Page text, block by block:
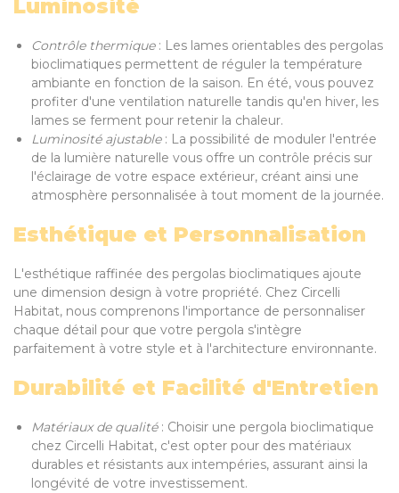
Luminosité
Contrôle thermique: Les lames orientables des pergolas
bioclimatiques permettent de réguler la température
ambiante en fonction de la saison. En été, vous pouvez
profiter d'une ventilation naturelle tandis qu'en hiver, les
lames se ferment pour retenir la chaleur.
Luminosité ajustable: La possibilité de moduler l'entrée
de la lumière naturelle vous offre un contrôle précis sur
l'éclairage de votre espace extérieur, créant ainsi une
atmosphère personnalisée à tout moment de la journée.
Esthétique et Personnalisation
L'esthétique raffinée des pergolas bioclimatiques ajoute
une dimension design à votre propriété. Chez Circelli
Habitat, nous comprenons l'importance de personnaliser
chaque détail pour que votre pergola s'intègre
parfaitement à votre style et à l'architecture environnante.
Durabilité et Facilité d'Entretien
Matériaux de qualité: Choisir une pergola bioclimatique
chez Circelli Habitat, c'est opter pour des matériaux
durables et résistants aux intempéries, assurant ainsi la
longévité de votre investissement.